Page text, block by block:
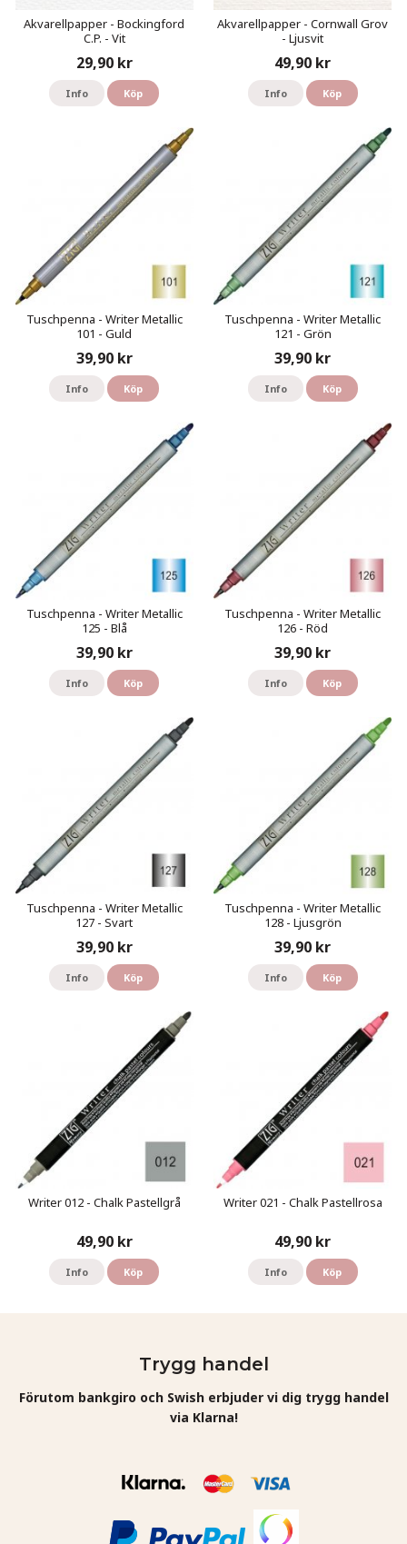
Akvarellpapper - Bockingford
C.P. - Vit
29,90 kr
Info Köp
Akvarellpapper - Cornwall Grov
- Ljusvit
49,90 kr
Info Köp
Tuschpenna - Writer Metallic
101 - Guld
39,90 kr
Info Köp
Tuschpenna - Writer Metallic
121 - Grön
39,90 kr
Info Köp
Tuschpenna - Writer Metallic
125 - Blå
39,90 kr
Info Köp
Tuschpenna - Writer Metallic
126 - Röd
39,90 kr
Info Köp
Tuschpenna - Writer Metallic
127 - Svart
39,90 kr
Info Köp
Tuschpenna - Writer Metallic
128 - Ljusgrön
39,90 kr
Info Köp
Writer 012 - Chalk Pastellgrå
49,90 kr
Info Köp
Writer 021 - Chalk Pastellrosa
49,90 kr
Info Köp
Trygg handel
Förutom bankgiro och Swish erbjuder vi dig trygg handel
via Klarna!